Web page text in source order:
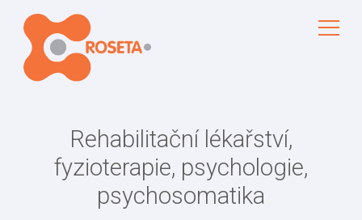
Rehabilitační lékařství,
fyzioterapie, psychologie,
psychosomatika